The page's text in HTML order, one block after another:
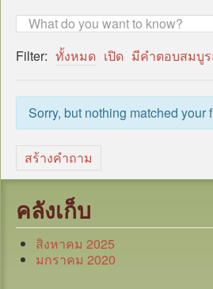
กฎหมาย/ระเบียบ/คู่มือ
ภารกิจ/กิจกรรม
มาตรการป้องกันการทุจริต
หน่วยตรวจสอบภายใน
ศูนย์บริการร่วม (Oss)
แบบประเมินความพึงพอใจ
กระดานถาม-ตอบ
ITA
Filter: ทั้งหมด เปิด มีคำตอบสมบู
Sorry, but nothing matched your
สร้างคำถาม
คลังเก็บ
สิงหาคม 2025
มกราคม 2020